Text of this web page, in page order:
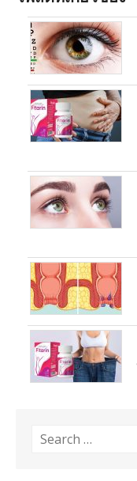
Search